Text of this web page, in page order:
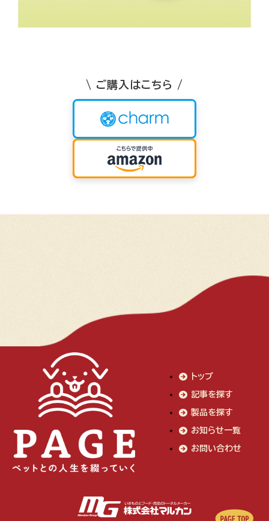
\ ご購入はこちら /
トップ
記事を探す
製品を探す
お知らせ一覧
お問い合わせ